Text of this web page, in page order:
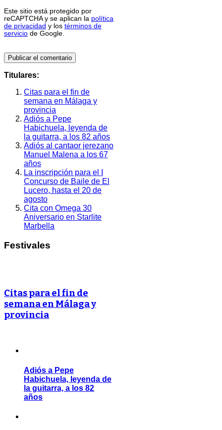
Este sitio está protegido por
reCAPTCHA y se aplican la política
de privacidad y los términos de
servicio de Google.
Titulares:
Citas para el fin de
semana en Málaga y
provincia
Adiós a Pepe
Habichuela, leyenda de
la guitarra, a los 82 años
Adiós al cantaor jerezano
Manuel Malena a los 67
años
La inscripción para el I
Concurso de Baile de El
Lucero, hasta el 20 de
agosto
Cita con Omega 30
Aniversario en Starlite
Marbella
Festivales
Citas para el fin de
semana en Málaga y
provincia
Adiós a Pepe
Habichuela, leyenda de
la guitarra, a los 82
años